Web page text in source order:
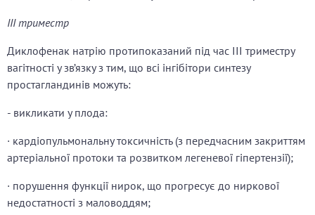
III триместр
Диклофенак натрію протипоказаний під час ІІІ триместру
вагітності у зв’язку з тим, що всі інгібітори синтезу
простагландинів можуть:
- викликати у плода:
· кардіопульмональну токсичність (з передчасним закриттям
артеріальної протоки та розвитком легеневої гіпертензії);
· порушення функції нирок, що прогресує до ниркової
недостатності з маловоддям;